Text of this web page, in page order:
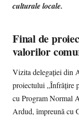
culturale locale.
Final de
valorilor
Vizita delegației din
proiectului „Înfrățire
cu Program Normal
Ardud, împreună cu